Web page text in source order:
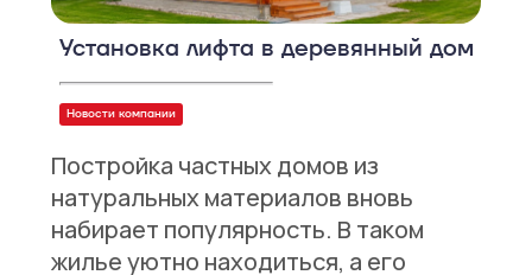
Установка лифта в деревянный дом
Новости компании
Постройка частных домов из
натуральных материалов вновь
набирает популярность. В таком
жилье уютно находиться, а его